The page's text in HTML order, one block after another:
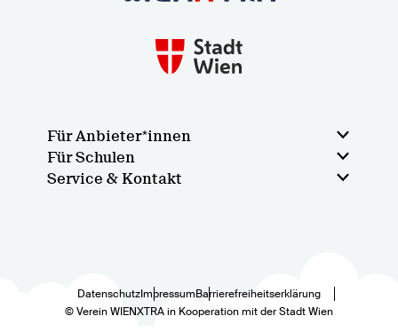
Für Anbieter*innen
Für Schulen
Service & Kontakt
DatenschutzImpressumBarrierefreiheitserklärung
© Verein WIENXTRA in Kooperation mit der Stadt Wien